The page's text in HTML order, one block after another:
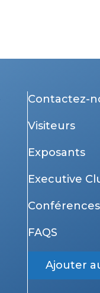
Contactez-
Visiteurs
Exposants
Executive
Conférences
FAQS
Ajouter